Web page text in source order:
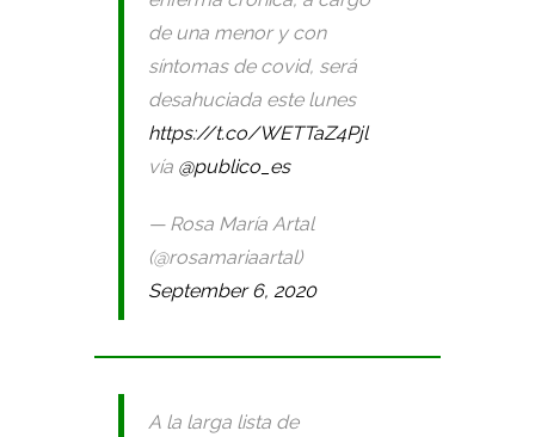
de una menor y con
síntomas de covid, será
desahuciada este lunes
https://t.co/WETTaZ4Pjl
vía @publico_es
— Rosa María Artal
(@rosamariaartal)
September 6, 2020
A la larga lista de